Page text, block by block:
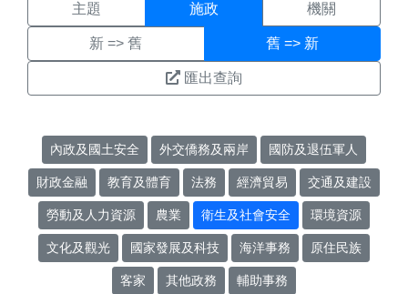
主題 施政 機關
新 => 舊 舊 => 新
匯出查詢
內政及國土安全 外交僑務及兩岸 國防及退伍軍人
財政金融 教育及體育 法務 經濟貿易 交通及建設
勞動及人力資源 農業 衛生及社會安全 環境資源
文化及觀光 國家發展及科技 海洋事務 原住民族
客家 其他政務 輔助事務